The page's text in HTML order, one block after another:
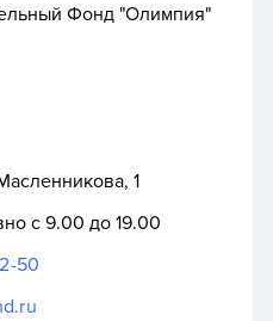
Фонд "Олимпия"
1
с 9.00 до 19.00
50